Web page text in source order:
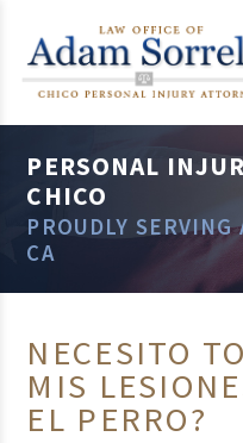
PERSONAL
CHICO
PROUDLY
CA
NECESITO
MIS
EL PERRO?